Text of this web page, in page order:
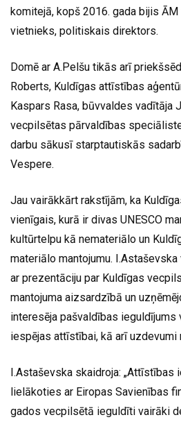
komitejā, kopš 2016. gada bijis
vietnieks, politiskais direktors.
Domē ar A.Pelšu tikās arī
Roberts, Kuldīgas attīstības
Kaspars Rasa, būvvaldes vadītāja
vecpilsētas pārvaldības
darbu sākusī starptautiskās
Vespere.
Jau vairākkārt rakstījām, ka
vienīgais, kurā ir divas UNESCO
kultūrtelpu kā nemateriālo un
materiālo mantojumu.
ar prezentāciju par Kuldīgas
mantojuma aizsardzībā un
interesēja pašvaldības ieguldījums
iespējas attīstībai, kā arī uzdevumi
I.Astaševska skaidroja:
lielākoties ar Eiropas Savienības
gados vecpilsētā ieguldīti vairāki